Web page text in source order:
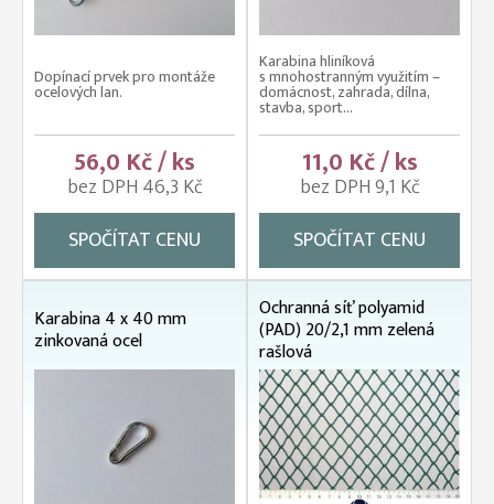
Dopínací prvek pro montáže
ocelových lan.
56,0 Kč / ks
bez DPH 46,3 Kč
SPOČÍTAT CENU
Karabina hliníková
s mnohostranným využitím –
domácnost, zahrada, dílna,
stavba, sport...
11,0 Kč / ks
bez DPH 9,1 Kč
SPOČÍTAT CENU
Karabina 4 x 40 mm
zinkovaná ocel
Ochranná síť polyamid
(PAD) 20/2,1 mm zelená
rašlová